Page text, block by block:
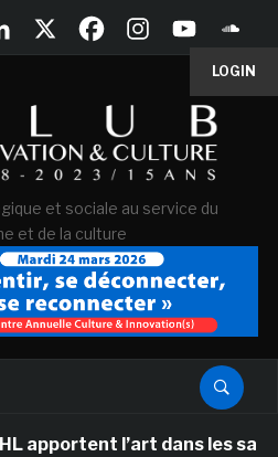
LOGIN
et sociale au service du
et de la culture
l’art dans les salles